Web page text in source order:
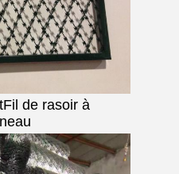
Fil de rasoir à